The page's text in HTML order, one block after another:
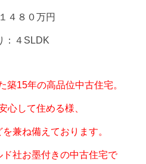
４８０万円
：４SLDK
築15年の高品位中古住宅。
心して住める様、
兼ね備えております。
社お墨付きの中古住宅で